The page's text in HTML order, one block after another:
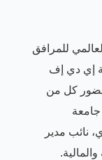
للمرافق
إي دي إف
كل من
جامعة
نائب مدير